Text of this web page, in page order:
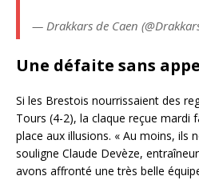
— Drakkars de Caen
Une défaite sans
Si les Brestois nourrissaient des
Tours (4-2), la claque reçue mardi
place aux illusions. « Au moins, ils
souligne Claude Devèze,
avons affronté une très belle